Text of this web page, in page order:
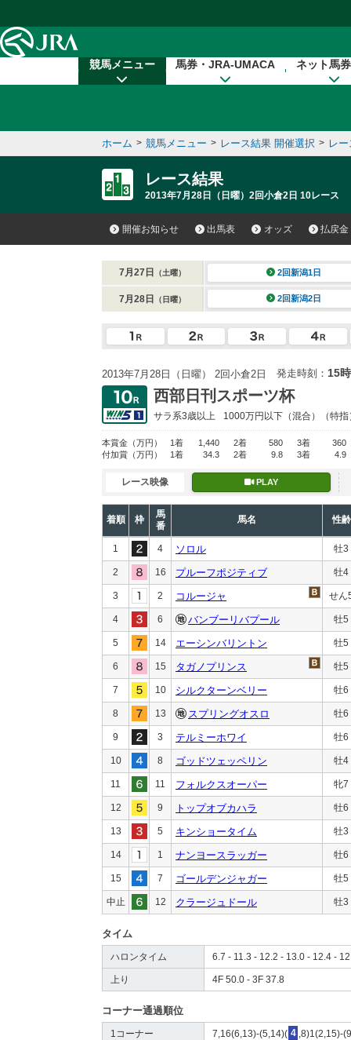
競馬メニュー 馬券・JRA-UMACA ネット馬
ホーム > 競馬メニュー > レース結果 開催選択 > レ
レース結果
2013年7月28日（日曜）2回小倉2日 10レース
開催お知らせ 出馬表 オッズ 払戻金
7月27日 （土曜） 2回新潟1日
7月28日 （日曜） 2回新潟2日
2013年7月28日（日曜） 2回小倉2日 発走時刻： 15
西部日刊スポーツ杯
サラ系3歳以上 1000万円以下 （混合）（特指
本賞金 （万円） 1着 1,440 2着 580 3着
360
付加賞 （万円） 1着 34.3 2着 9.8 3着 4.9
レース映像 PLAY
着順 枠
馬
番
馬名 性齢
1 4 ソロル 牡3
2 16 プルーフポジティブ 牡4
3 2 コルージャ せん
4 6 バンブーリバプール 牡5
5 14 エーシンバリントン 牡5
6 15 タガノプリンス 牡5
7 10 シルクターンベリー 牡6
8 13 スプリングオスロ 牡6
9 3 テルミーホワイ 牡6
10 8 ゴッドツェッペリン 牡4
11 11 フォルクスオーパー 牝7
12 9 トップオブカハラ 牡6
13 5 キンショータイム 牡3
14 1 ナンヨースラッガー 牡6
15 7 ゴールデンジャガー 牡5
中止 12 クラージュドール 牡3
タイム
ハロンタイム 6.7 - 11.3 - 12.2 - 13.0 - 12.4 -
上り 4F 50.0 - 3F 37.8
コーナー通過順位
1コーナー 7,16(6,13)-(5,14)( 4 ,8)1(2,15)-